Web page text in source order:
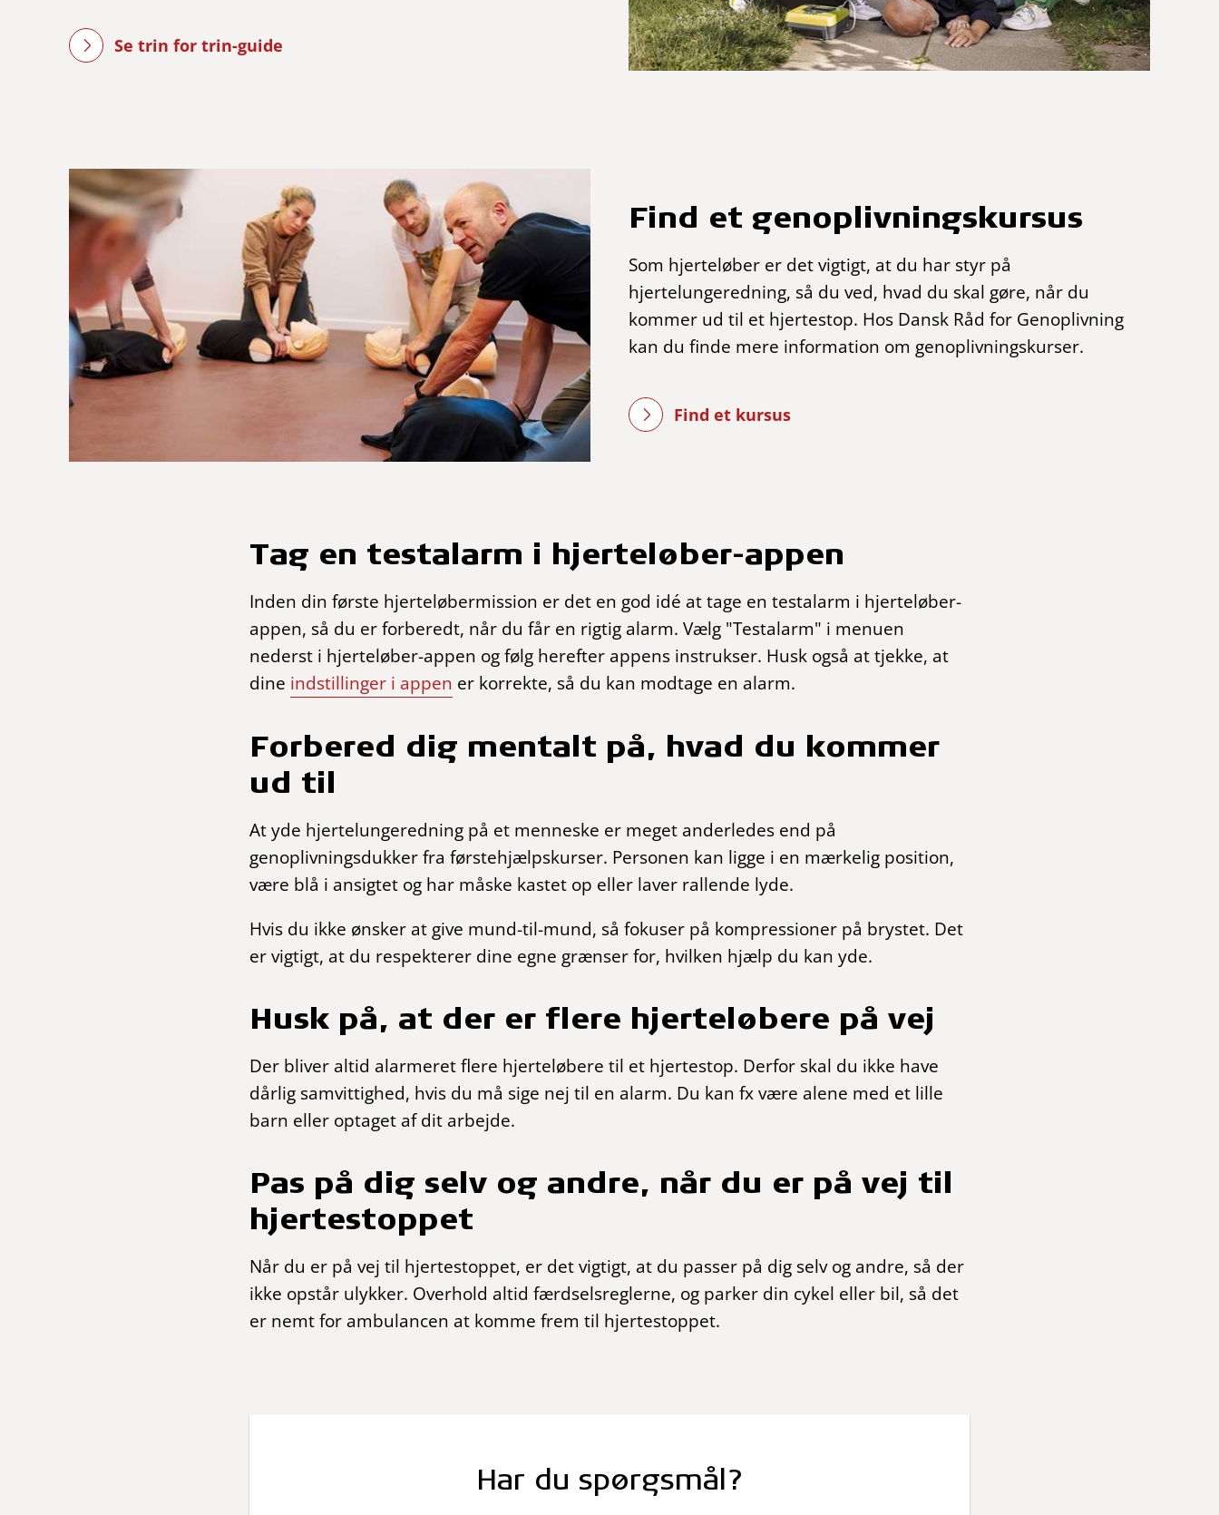
Se trin for trin-guide
Find et genoplivningskursus
Som hjerteløber er det vigtigt, at du har styr på
hjertelungeredning, så du ved, hvad du skal gøre, når du
kommer ud til et hjertestop. Hos Dansk Råd for Genoplivning
kan du finde mere information om genoplivningskurser.
Find et kursus
Tag en testalarm i hjerteløber-appen
Inden din første hjerteløbermission er det en god idé at tage en testalarm i hjerteløber-
appen, så du er forberedt, når du får en rigtig alarm. Vælg "Testalarm" i menuen
nederst i hjerteløber-appen og følg herefter appens instrukser. Husk også at tjekke, at
dine indstillinger i appen er korrekte, så du kan modtage en alarm.
Forbered dig mentalt på, hvad du kommer
ud til
At yde hjertelungeredning på et menneske er meget anderledes end på
genoplivningsdukker fra førstehjælpskurser. Personen kan ligge i en mærkelig position,
være blå i ansigtet og har måske kastet op eller laver rallende lyde.
Hvis du ikke ønsker at give mund-til-mund, så fokuser på kompressioner på brystet. Det
er vigtigt, at du respekterer dine egne grænser for, hvilken hjælp du kan yde.
Husk på, at der er flere hjerteløbere på vej
Der bliver altid alarmeret flere hjerteløbere til et hjertestop. Derfor skal du ikke have
dårlig samvittighed, hvis du må sige nej til en alarm. Du kan fx være alene med et lille
barn eller optaget af dit arbejde.
Pas på dig selv og andre, når du er på vej til
hjertestoppet
Når du er på vej til hjertestoppet, er det vigtigt, at du passer på dig selv og andre, så der
ikke opstår ulykker. Overhold altid færdselsreglerne, og parker din cykel eller bil, så det
er nemt for ambulancen at komme frem til hjertestoppet.
Har du spørgsmål?